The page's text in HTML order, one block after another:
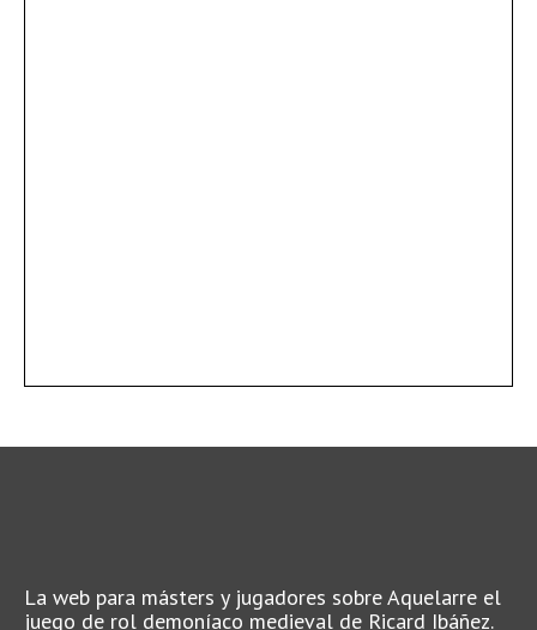
La web para másters y jugadores sobre Aquelarre el
juego de rol demoníaco medieval de Ricard Ibáñez.